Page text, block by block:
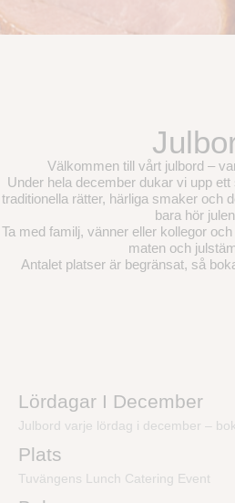
Välkommen till vårt julbord –
Under hela december dukar vi upp
traditionella rätter, härliga smaker och
bara hör
Ta med familj, vänner eller kollegor
maten och
Antalet platser är begränsat, så
Lördagar I December
Julbord varje lördag i december –
Plats
Tuvängens Lunch Catering Event